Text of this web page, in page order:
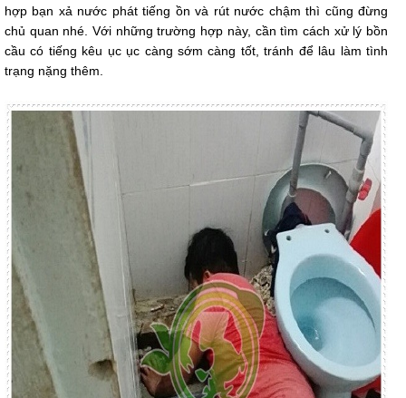
hợp bạn xả nước phát tiếng ồn và rút nước chậm thì cũng đừng
chủ quan nhé. Với những trường hợp này, cần tìm cách xử lý bồn
cầu có tiếng kêu ục ục càng sớm càng tốt, tránh để lâu làm tình
trạng nặng thêm.